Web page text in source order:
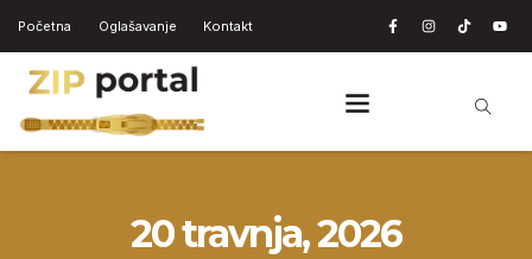
Početna Oglašavanje Kontakt
20 travnja, 2026